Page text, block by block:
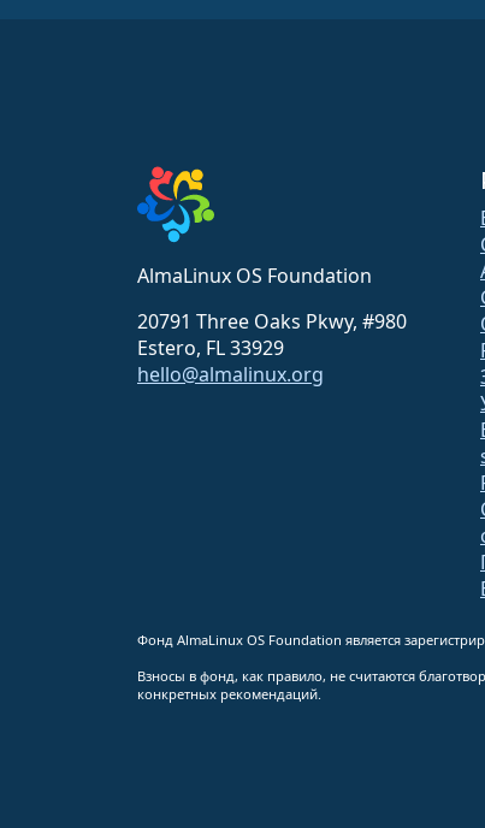
AlmaLinux OS Foundation
20791 Three Oaks Pkwy, #980
Estero, FL 33929
hello@almalinux.org
Фонд AlmaLinux OS Foundation является
Взносы в фонд, как правило, не считаются
конкретных рекомендаций.